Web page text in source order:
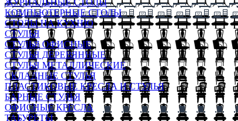
ЖУРНАЛЬНЫЕ СТОЛЫ
КОМПЬЮТЕРНЫЕ СТОЛЫ
СТОЛЫ НА КУХНЮ
СТУЛЬЯ
СТУЛЬЯ ОФИСНЫЕ
СТУЛЬЯ ДЕРЕВЯННЫЕ
СТУЛЬЯ МЕТАЛЛИЧЕСКИЕ
СКЛАДНЫЕ СТУЛЬЯ
ПЛАСТИКОВЫЕ КРЕСЛА И СТУЛЬЯ
БАРНЫЕ СТУЛЬЯ
ОФИСНЫЕ КРЕСЛА
ТАБУРЕТЫ